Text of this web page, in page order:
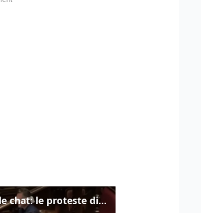
Delmastro, negato l'uso delle chat: le proteste di Avs e M5s